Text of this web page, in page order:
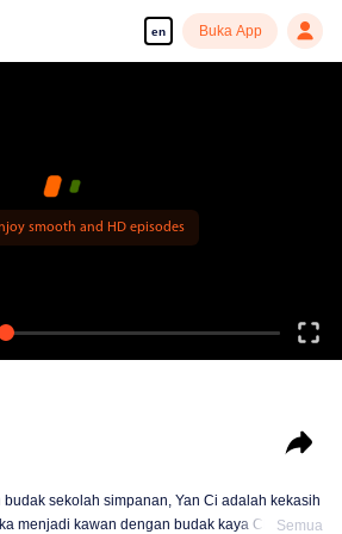
en Buka App
smooth and HD episodes
sekolah simpanan, Yan Ci adalah kekasih
menjadi kawan dengan budak kaya ChengSemua